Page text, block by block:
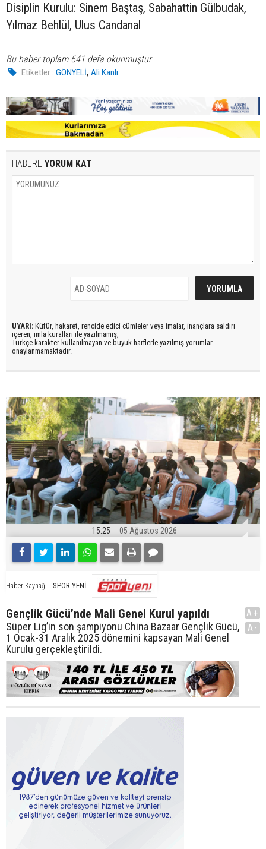
Disiplin Kurulu: Sinem Baştaş, Sabahattin Gülbudak,
Yılmaz Behlül, Ulus Candanal
Bu haber toplam 641 defa okunmuştur
Etiketler : GÖNYELİ,Ali Kanlı
HABERE YORUM KAT
UYARI: Küfür, hakaret, rencide edici cümleler veya imalar, inançlara saldırı
içeren, imla kuralları ile yazılmamış,
Türkçe karakter kullanılmayan ve büyük harflerle yazılmış yorumlar
onaylanmamaktadır.
15:25 05 Ağustos 2026
Haber Kaynağı SPOR YENİ
Gençlik Gücü’nde Mali Genel Kurul yapıldı
Süper Lig’in son şampiyonu China Bazaar Gençlik Gücü,
1 Ocak-31 Aralık 2025 dönemini kapsayan Mali Genel
Kurulu gerçekleştirildi.
A+
A-